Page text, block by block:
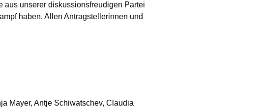
aus unserer diskussionsfreudigen Partei
haben. Allen Antragstellerinnen und
Mayer, Antje Schiwatschev, Claudia